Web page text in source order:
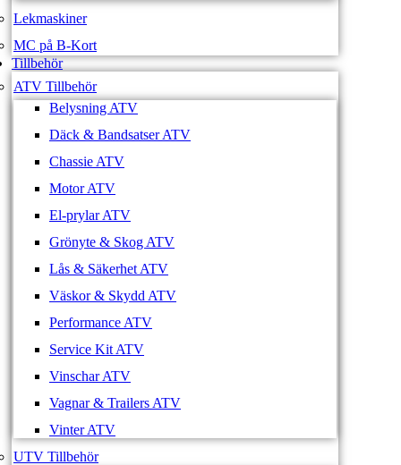
Lekmaskiner
MC på B-Kort
Tillbehör
ATV Tillbehör
Belysning ATV
Däck & Bandsatser ATV
Chassie ATV
Motor ATV
El-prylar ATV
Grönyte & Skog ATV
Lås & Säkerhet ATV
Väskor & Skydd ATV
Performance ATV
Service Kit ATV
Vinschar ATV
Vagnar & Trailers ATV
Vinter ATV
UTV Tillbehör